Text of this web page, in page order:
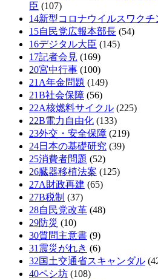
臣 (107)
14新型コロナウイルスワク
15自民党広報本部長 (54)
16デジタル大臣 (145)
17記者会見 (169)
20宮中行事 (100)
21A年金問題 (149)
21B社会保障 (56)
22A核燃料サイクル (225)
22B電力自由化 (133)
23外交・安全保障 (219)
24日本の基礎研究 (39)
25消費者問題 (52)
26臓器移植法案 (125)
27A財政再建 (65)
27B税制 (37)
28自民党改革 (48)
29防災 (10)
30質問主意書 (9)
31震災がれき (6)
32国土交通省スキャンダル
40ペシ坊 (108)